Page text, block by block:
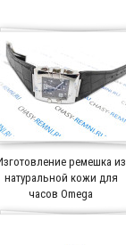
ремешка из
натуральной кожи для
часов Omega